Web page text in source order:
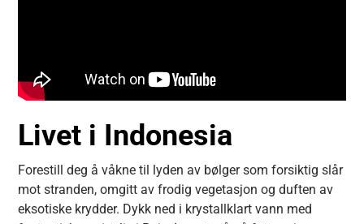
Livet i Indonesia
Forestill deg å våkne til lyden av bølger som forsiktig slår
mot stranden, omgitt av frodig vegetasjon og duften av
eksotiske krydder. Dykk ned i krystallklart vann med